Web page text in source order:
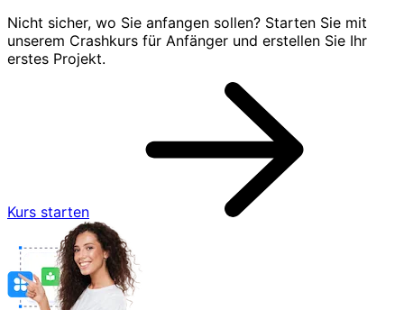
Nicht sicher, wo Sie anfangen sollen? Starten Sie mit
unserem Crashkurs für Anfänger und erstellen Sie Ihr
erstes Projekt.
Kurs starten